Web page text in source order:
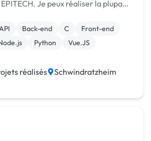
réaliser la plupart
ou Web, refonte total ou
Back-end C
Front-end
Python
Vue.JS
réalisés Schwindratzheim